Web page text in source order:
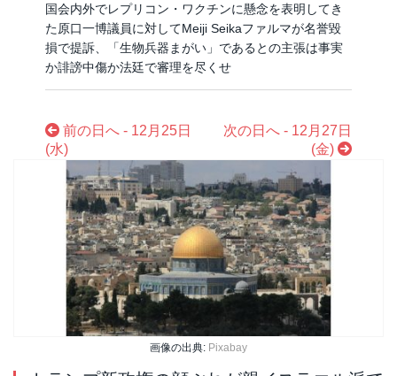
国会内外でレプリコン・ワクチンに懸念を表明してき
た原口一博議員に対してMeiji Seikaファルマが名誉毀
損で提訴、「生物兵器まがい」であるとの主張は事実
か誹謗中傷か法廷で審理を尽くせ
前の日へ - 12月25日
(水)
次の日へ - 12月27日
(金)
画像の出典: Pixabay